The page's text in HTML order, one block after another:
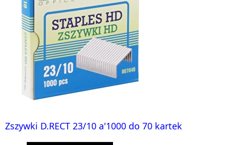
Zszywki D.RECT 23/10 a'1000 do 70 kartek